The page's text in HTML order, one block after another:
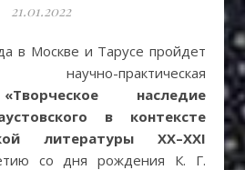
21.01.2022
научно-практическая
«Творческое наследие
в контексте
литературы XX–XXI
со дня рождения К. Г.